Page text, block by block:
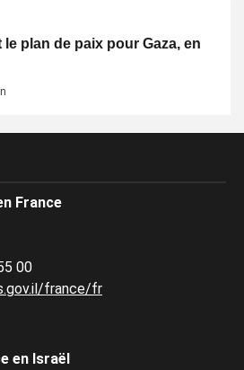
plan de paix pour Gaza, en
France
00
france/fr
en Israël